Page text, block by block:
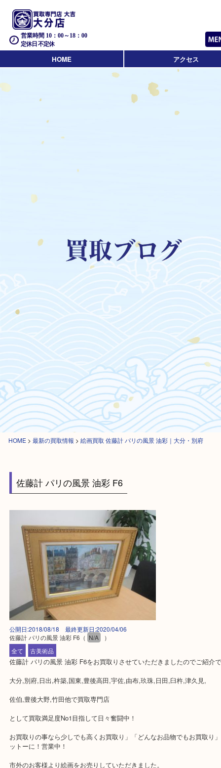
営業時間 10：00～18：00
定休日 不定休
HOME アクセス
HOME
佐藤計 パリの風景 油彩 F6
公開日:2018/08/18 最終更新日:2020/04/06
佐藤計 パリの風景 油彩 F6（ N/A ）
全て
古美術品
大分,別府,日出,杵築,国東,豊後高田,宇佐,由布,玖珠,日田,臼杵,津久
佐伯,豊後大野,竹田他で買取専門店